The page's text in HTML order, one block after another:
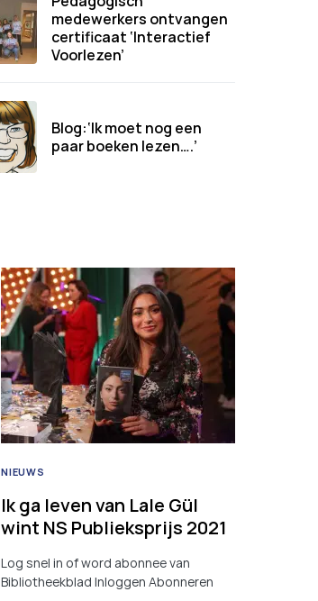
medewerkers ontvangen
certificaat ‘Interactief
Voorlezen’
Blog:‘Ik moet nog een
paar boeken lezen….’
NIEUWS
Ik ga leven van Lale Gül
wint NS Publieksprijs 2021
Log snel in of word abonnee van
Bibliotheekblad Inloggen Abonneren